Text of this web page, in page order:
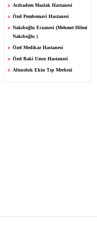
Acıbadem Maslak Hastanesi
Özel Pembemavi Hastanesi
Nakıboğlu Eczanesi (Mehmet Hilmi
Nakıboğlu )
Özel Medikar Hastanesi
Özel Baki Uzun Hastanesi
Altınoluk Ekin Tıp Merkezi